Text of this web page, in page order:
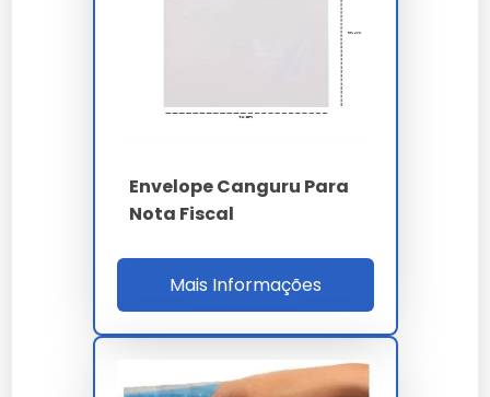
Envelope Canguru Para
Nota Fiscal
Mais Informações